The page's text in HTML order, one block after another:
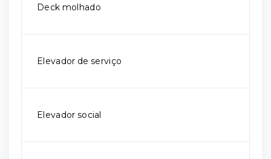
Deck molhado
Elevador de serviço
Elevador social